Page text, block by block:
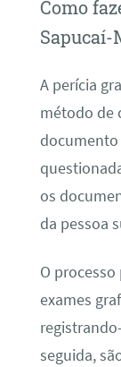
Como
Sapucaí-
A perícia
método de
documento
os
da pessoa
O
exames
seguida,